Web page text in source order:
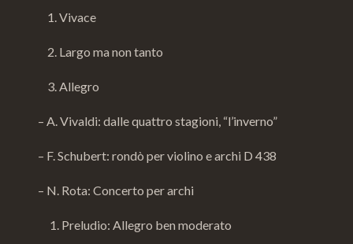
1. Vivace
2. Largo ma non tanto
3. Allegro
– A. Vivaldi: dalle quattro stagioni, “l’inverno”
– F. Schubert: rondò per violino e archi D 438
– N. Rota: Concerto per archi
1. Preludio: Allegro ben moderato